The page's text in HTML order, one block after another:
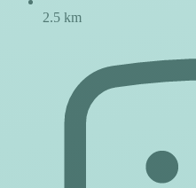
2.5 km